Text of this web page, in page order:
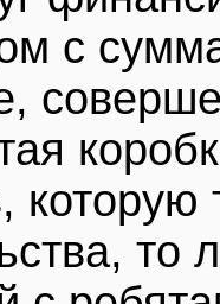
с
которую
то